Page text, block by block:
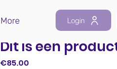
More Login
Dit is een
€85.00